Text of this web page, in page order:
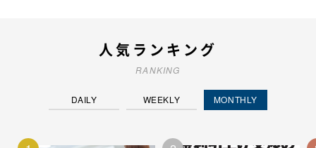
人気ランキング
RANKING
DAILY WEEKLY MONTHLY